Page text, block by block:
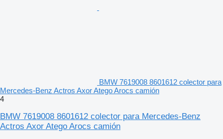
BMW 7619008 8601612 colector para
Mercedes-Benz Actros Axor Atego Arocs camión
4
BMW 7619008 8601612 colector para Mercedes-Benz
Actros Axor Atego Arocs camión